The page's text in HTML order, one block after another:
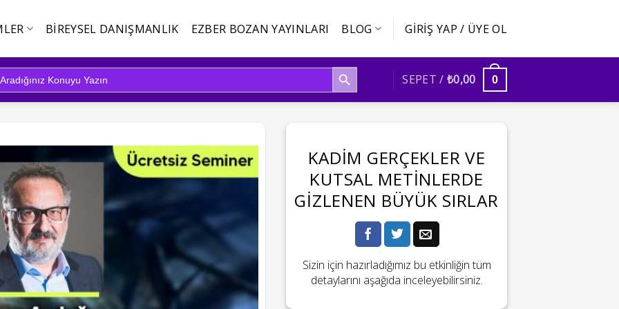
BIREYSEL DANIŞMANLIK EZBER BOZAN YAYINLARI BLOG GIRIŞ YAP / ÜYE OL
SEARCH BUTTON
SEPET / ₺0,00 0
KADIM GERÇEKLER VE
KUTSAL METINLERDE
GIZLENEN BÜYÜK SIRLAR
Sizin için hazırladığımız bu etkinliğin tüm
detaylarını aşağıda inceleyebilirsiniz.